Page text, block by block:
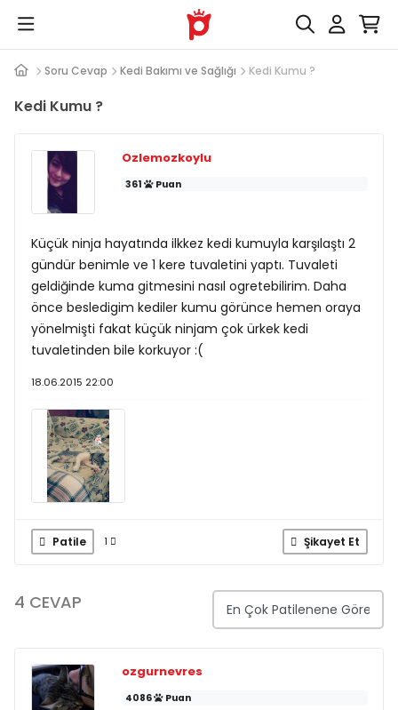
Soru Cevap Kedi Bakımı ve Sağlığı Kedi Kumu ?
Kedi Kumu ?
Ozlemozkoylu
361 Puan
Küçük ninja hayatında ilkkez kedi kumuyla karşılaştı 2
gündür benimle ve 1 kere tuvaletini yaptı. Tuvaleti
geldiğinde kuma gitmesini nasıl ogretebilirim. Daha
önce besledigim kediler kumu görünce hemen oraya
yönelmişti fakat küçük ninjam çok ürkek kedi
tuvaletinden bile korkuyor :(
18.06.2015 22:00
Patile 1 Şikayet Et
4 CEVAP
ozgurnevres
4086 Puan